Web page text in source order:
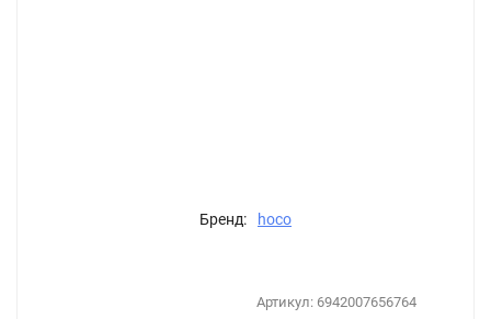
Бренд: hoco
Артикул: 6942007656764